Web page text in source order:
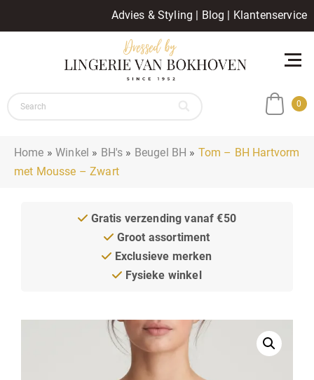
Advies & Styling | Blog | Klantenservice
0
Home »Winkel » BH's » Beugel BH » Tom – BH Hartvorm
met Mousse – Zwart
Gratis verzending vanaf €50
Groot assortiment
Exclusieve merken
Fysieke winkel